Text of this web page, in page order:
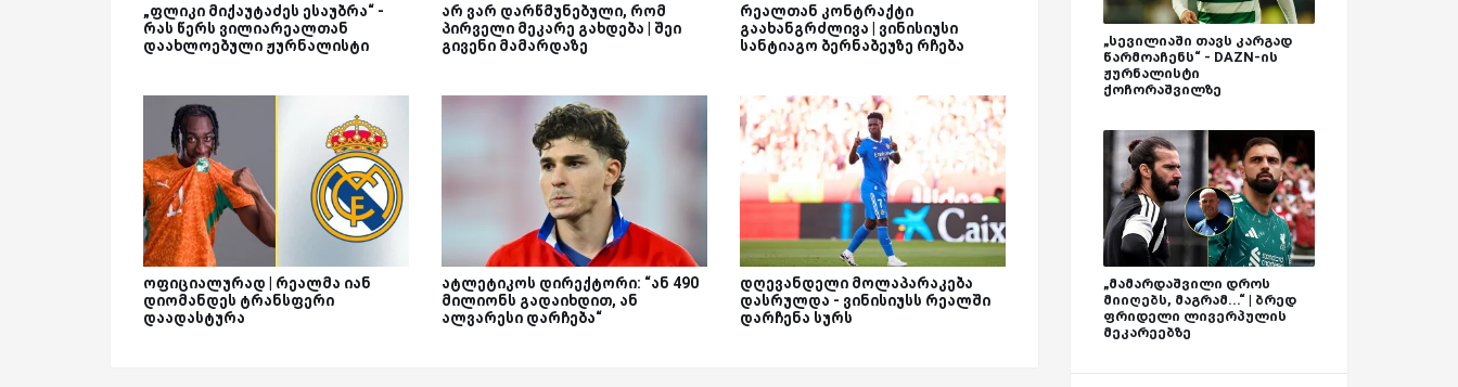
„ფლიკი მიქაუტაძეს ესაუბრა“ -
რას წერს ვილიარეალთან
დაახლოებული ჟურნალისტი
არ ვარ დარწმუნებული, რომ
პირველი მეკარე გახდება | შეი
გივენი მამარდაზე
რეალთან კონტრაქტი
გაახანგრძლივა | ვინისიუსი
სანტიაგო ბერნაბეუზე რჩება
ოფიციალურად | რეალმა იან
დიომანდეს ტრანსფერი
დაადასტურა
ატლეტიკოს დირექტორი: “ან 490
მილიონს გადაიხდით, ან
ალვარესი დარჩება“
დღევანდელი მოლაპარაკება
დასრულდა - ვინისიუსს რეალში
დარჩენა სურს
„სევილიაში თავს კარგად
წარმოაჩენს“ - DAZN-ის
ჟურნალისტი
ქოჩორაშვილზე
„მამარდაშვილი დროს
მიიღებს, მაგრამ...“ | ბრედ
ფრიდელი ლივერპულის
მეკარეებზე